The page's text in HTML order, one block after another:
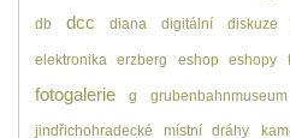
db dcc diana digitální diskuze
elektronika erzberg eshop eshopy
fotogalerie g grubenbahnmuseum
jindřichohradecké místní dráhy